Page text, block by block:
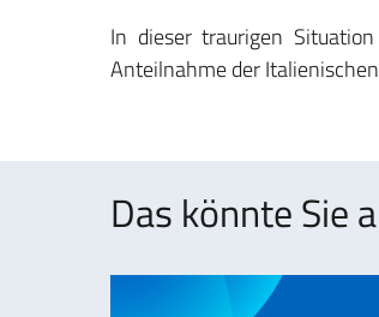
In dieser traurigen
Anteilnahme der
Das könnte Sie